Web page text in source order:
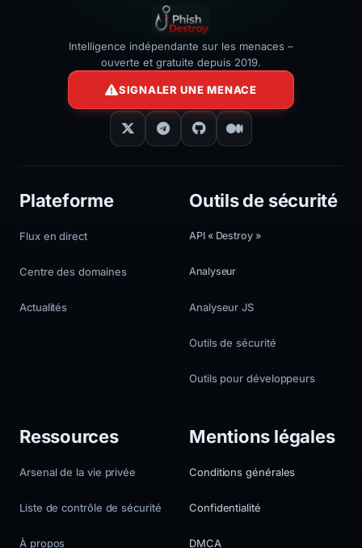
Intelligence indépendante sur les menaces –
ouverte et gratuite depuis 2019.
SIGNALER UNE MENACE
Plateforme
Flux en direct
Centre des domaines
Actualités
Outils de sécurité
API « Destroy »
Analyseur
Analyseur JS
Outils de sécurité
Outils pour développeurs
Ressources
Arsenal de la vie privée
Liste de contrôle de sécurité
À propos
Mentions légales
Conditions générales
Confidentialité
DMCA